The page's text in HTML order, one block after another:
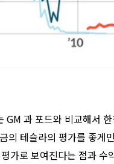
과 포드와 비교해서
테슬라의 평가를 좋
가로 보여진다는 점과